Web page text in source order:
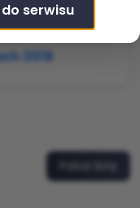
2018
Pokaż listę
serwisu